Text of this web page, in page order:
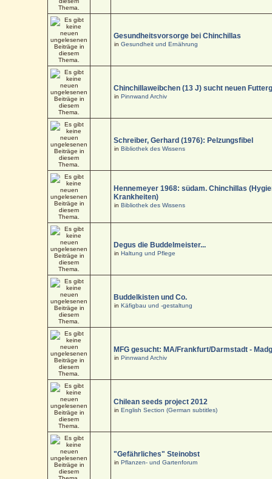
Gesundheitsvorsorge bei Chinchillas
inGesundheit und Ernährung
Chinchillaweibchen (13 J) sucht neuen
inPinnwand Archiv
Schreiber, Gerhard (1976): Pelzungsfibel
inBibliothek des Wissens
Hennemeyer 1968: südam. Chinchillas
Krankheiten)
inBibliothek des Wissens
Degus die Buddelmeister...
inHaltung und Pflege
Buddelkisten und Co.
inKäfigbau und -gestaltung
MFG gesucht: MA/Frankfurt/Darmstadt -
inPinnwand Archiv
Chilean seeds project 2012
inEnglish Section (German subtitles)
"Gefährliches" Steinobst
inPflanzen- und Gartenforum